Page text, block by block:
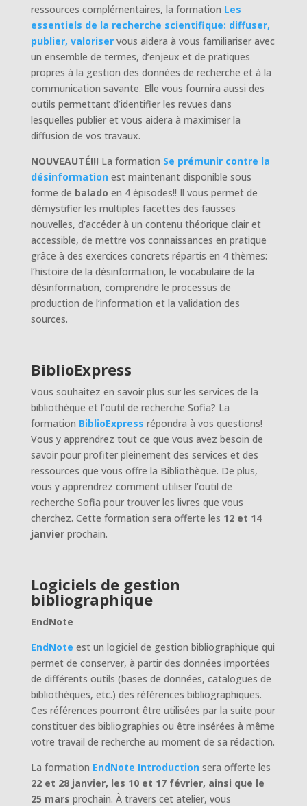
ressources complémentaires, la formation Les
essentiels de la recherche scientifique: diffuser,
publier, valoriser vous aidera à vous familiariser avec
un ensemble de termes, d’enjeux et de pratiques
propres à la gestion des données de recherche et à la
communication savante. Elle vous fournira aussi des
outils permettant d’identifier les revues dans
lesquelles publier et vous aidera à maximiser la
diffusion de vos travaux.
NOUVEAUTÉ!!! La formation Se prémunir contre la
désinformationest maintenant disponible sous
forme de balado en 4 épisodes!! Il vous permet de
démystifier les multiples facettes des fausses
nouvelles, d’accéder à un contenu théorique clair et
accessible, de mettre vos connaissances en pratique
grâce à des exercices concrets répartis en 4 thèmes:
l’histoire de la désinformation, le vocabulaire de la
désinformation, comprendre le processus de
production de l’information et la validation des
sources.
BiblioExpress
Vous souhaitez en savoir plus sur les services de la
bibliothèque et l’outil de recherche Sofia? La
formation BiblioExpress répondra à vos questions!
Vous y apprendrez tout ce que vous avez besoin de
savoir pour profiter pleinement des services et des
ressources que vous offre la Bibliothèque. De plus,
vous y apprendrez comment utiliser l’outil de
recherche Sofia pour trouver les livres que vous
cherchez. Cette formation sera offerte les 12 et 14
janvierprochain.
Logiciels de gestion
bibliographique
EndNote
EndNote est un logiciel de gestion bibliographique qui
permet de conserver, à partir des données importées
de différents outils (bases de données, catalogues de
bibliothèques, etc.) des références bibliographiques.
Ces références pourront être utilisées par la suite pour
constituer des bibliographies ou être insérées à même
votre travail de recherche au moment de sa rédaction.
La formation EndNote Introductionsera offerte les
22 et 28 janvier, les 10 et 17 février, ainsi que le
25 mars prochain. À travers cet atelier, vous